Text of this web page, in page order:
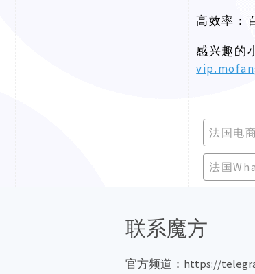
高效率：
感兴趣的
法国电
法国
联系魔方
官方频道：https://